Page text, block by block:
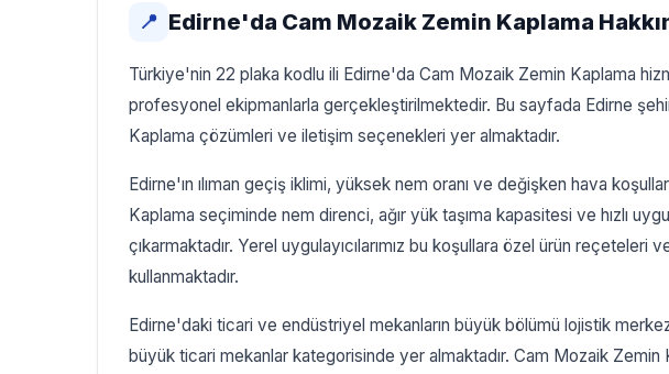
📍 Edirne'da Cam Mozaik Zemin Kaplama
Türkiye'nin 22 plaka kodlu ili Edirne'da Cam Mozaik Zemin Kaplama
profesyonel ekipmanlarla gerçekleştirilmektedir. Bu sayfada Edirne
Kaplama çözümleri ve iletişim seçenekleri yer almaktadır.
Edirne'ın ılıman geçiş iklimi, yüksek nem oranı ve değişken hava
Kaplama seçiminde nem direnci, ağır yük taşıma kapasitesi ve hızlı
çıkarmaktadır. Yerel uygulayıcılarımız bu koşullara özel ürün reçeteleri
kullanmaktadır.
Edirne'daki ticari ve endüstriyel mekanların büyük bölümü lojistik
büyük ticari mekanlar kategorisinde yer almaktadır. Cam Mozaik Zemin